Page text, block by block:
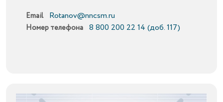
Email Rotanov@nncsm.ru
Номер телефона 8 800 200 22 14 (доб. 117)